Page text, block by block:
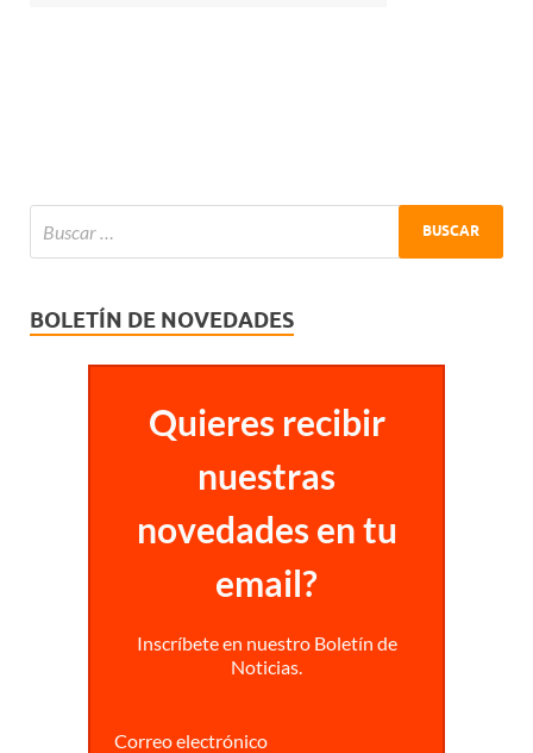
BOLETÍN DE NOVEDADES
Quieres recibir
nuestras
novedades en tu
email?
Inscríbete en nuestro Boletín de
Noticias.
Correo electrónico